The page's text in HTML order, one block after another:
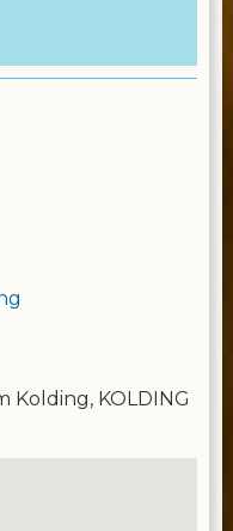
Kolding, KOLDING